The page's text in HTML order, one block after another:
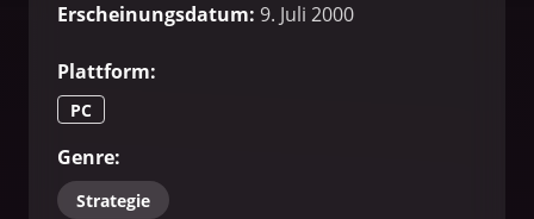
life and death.
Erscheinungsdatum: 9. Juli 2000
Plattform:
PC
Genre:
Strategie